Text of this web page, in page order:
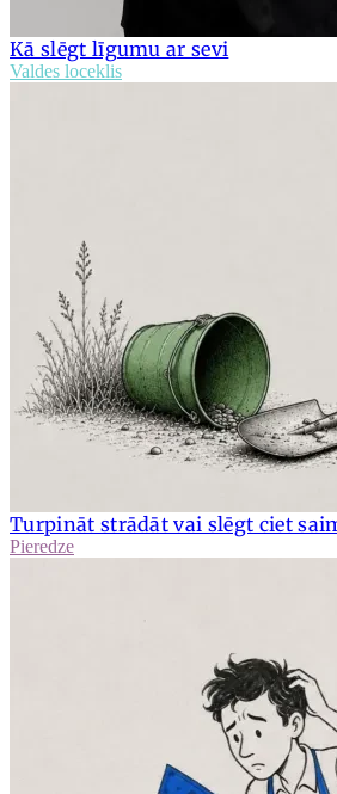
Kā slēgt līgumu ar sevi
Valdes loceklis
Turpināt strādāt vai slēgt ciet
Pieredze